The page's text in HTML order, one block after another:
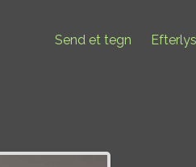
Send et tegn